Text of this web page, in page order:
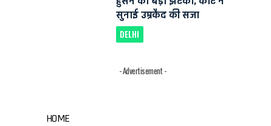
सुनाई उम्रकैद की सजा
DELHI
- Advertisement -
HOME